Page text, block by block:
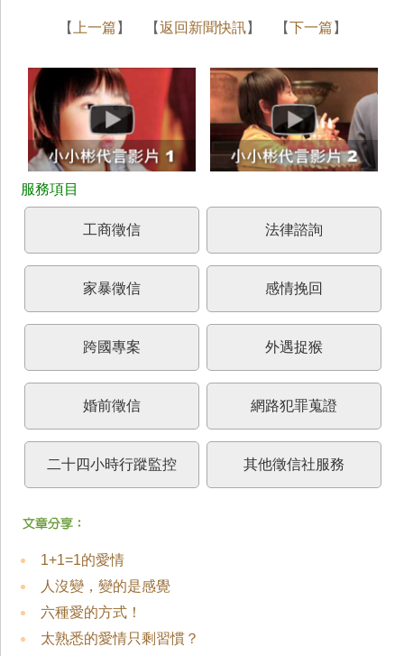
【 上一篇 】 【返回新聞快訊】 【下一篇 】
工商徵信 法律諮詢
家暴徵信 感情挽回
跨國專案 外遇捉猴
婚前徵信 網路犯罪蒐證
二十四小時行蹤監控 其他徵信社服務
1+1=1的愛情
人沒變，變的是感覺
六種愛的方式！
太熟悉的愛情只剩習慣？